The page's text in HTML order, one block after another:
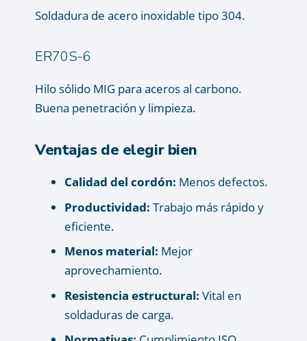
Soldadura de acero inoxidable tipo 304.
ER70S-6
Hilo sólido MIG para aceros al carbono.
Buena penetración y limpieza.
Ventajas de elegir bien
Calidad del cordón: Menos defectos.
Productividad: Trabajo más rápido y
eficiente.
Menos material: Mejor
aprovechamiento.
Resistencia estructural: Vital en
soldaduras de carga.